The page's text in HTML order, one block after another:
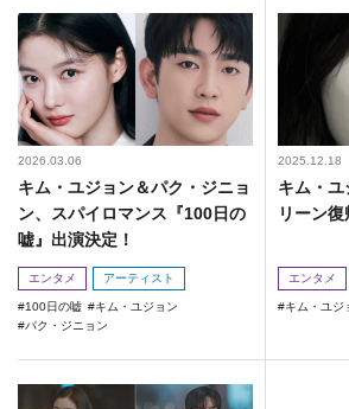
2026.03.06
キム・ユジョン＆パク・ジニョ
ン、スパイロマンス『100日の
嘘』出演決定！
エンタメ アーティスト
100日の嘘
キム・ユジョン
パク・ジニョン
2025.12.18
キム・ユ
リーン復
エンタメ
キム・ユジ